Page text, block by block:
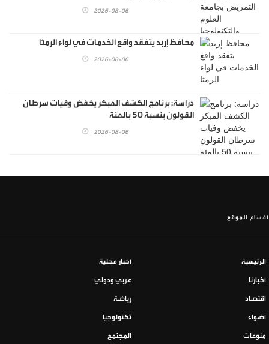
2026-08-06
محافظ إربد يتفقد واقع الخدمات في لواء الرمثا
2026-08-06
دراسة: برنامج الكشف المبكر يخفض وفيات سرطان
القولون بنسبة 50 بالمئة
2026-08-06
أقسام الموقع
الرئيسية أخبار محلية
أخبارنا عربي ودولي
اقتصاد رياضة
أضواء تكنولوجيا
منوعات المجتمع